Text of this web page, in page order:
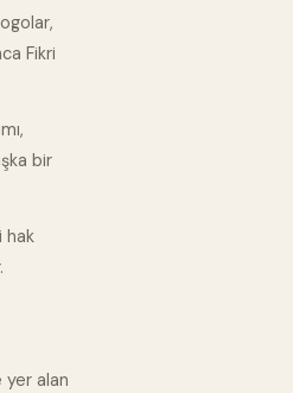
Fikri
bir
hak
yer alan